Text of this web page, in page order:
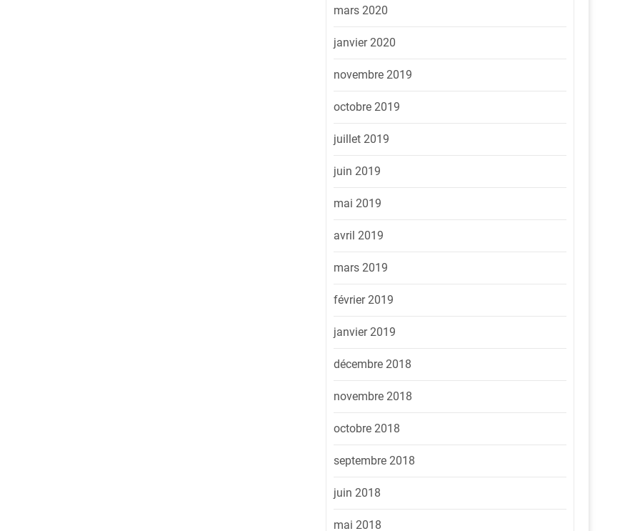
mars 2020
janvier 2020
novembre 2019
octobre 2019
juillet 2019
juin 2019
mai 2019
avril 2019
mars 2019
février 2019
janvier 2019
décembre 2018
novembre 2018
octobre 2018
septembre 2018
juin 2018
mai 2018